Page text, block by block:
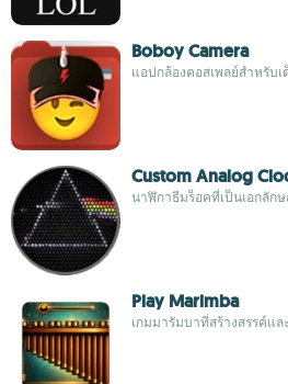
Boboy Camera
แอปกล้องคอสเพลย์สำหรับ
Custom Analog
นาฬิกาธีมร็อคที่เป็นเอกลัก
Play Marimba
เกมมารัมบาที่สร้างสรรค์แ